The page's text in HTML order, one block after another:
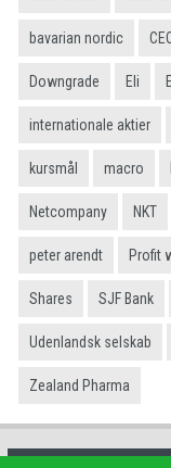
bavarian nordic
Downgrade Eli
internationale aktier
kursmål macro
Netcompany NKT
peter arendt Profit
Shares SJF Bank
Udenlandsk selskab
Zealand Pharma